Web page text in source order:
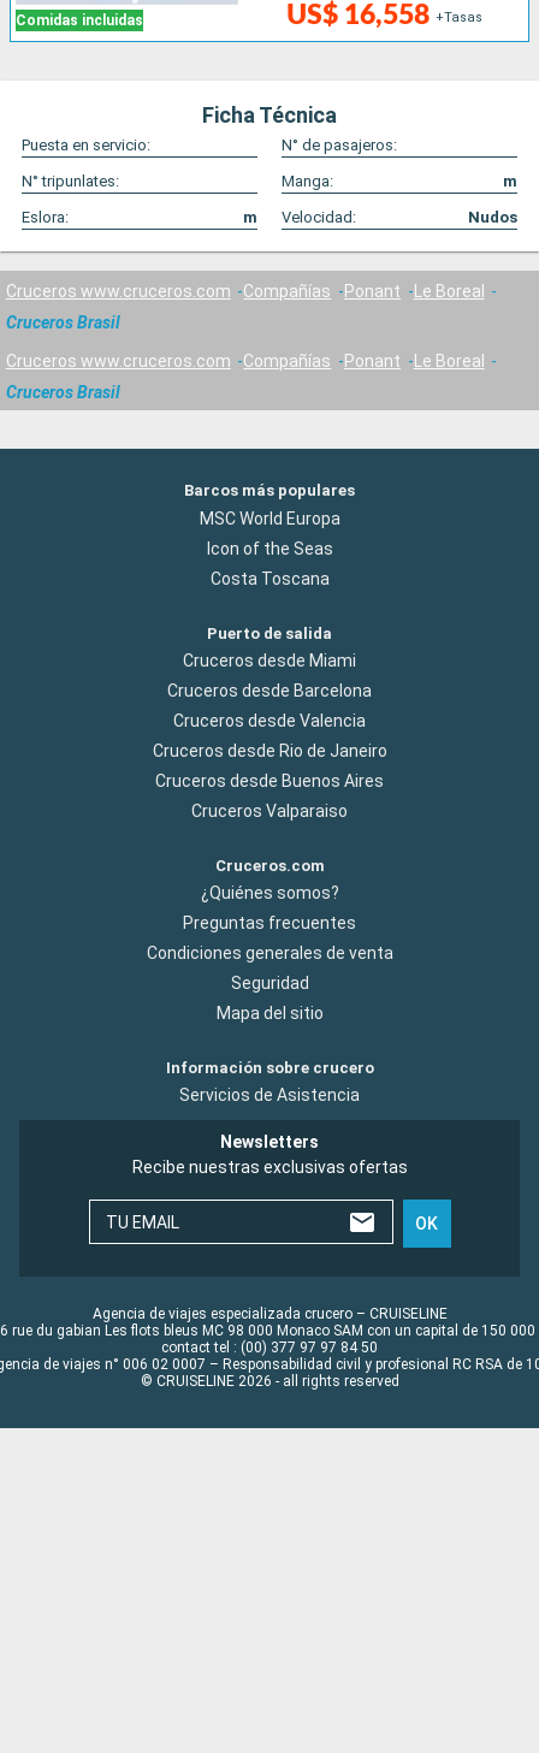
Comidas incluidas US$ 16,558 +Tasas
Ficha Técnica
Puesta en servicio:
N° de pasajeros:
N° tripunlates:
Manga:
m
Eslora:
m Velocidad: Nudos
Cruceros www.cruceros.com Compañías Ponant
Le Boreal
Cruceros Brasil
Cruceros www.cruceros.com Compañías Ponant
Le Boreal
Cruceros Brasil
Barcos más populares
MSC World Europa
Icon of the Seas
Costa Toscana
Puerto de salida
Cruceros desde Miami
Cruceros desde Barcelona
Cruceros desde Valencia
Cruceros desde Rio de Janeiro
Cruceros desde Buenos Aires
Cruceros Valparaiso
Cruceros.com
¿Quiénes somos?
Preguntas frecuentes
Condiciones generales de venta
Seguridad
Mapa del sitio
Información sobre crucero
Servicios de Asistencia
Newsletters
Recibe nuestras exclusivas ofertas
TU EMAIL OK
Agencia de viajes especializada crucero – CRUISELINE
rue du gabian Les flots bleus MC 98 000 Monaco SAM con un capital de 150 000
contact tel : (00) 377 97 97 84 50
de viajes n° 006 02 0007 – Responsabilidad civil y profesional RC RSA de
© CRUISELINE 2026 - all rights reserved